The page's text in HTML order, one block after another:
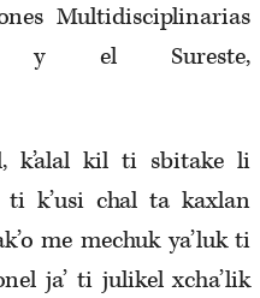
Multidisciplinarias
y el Sureste,
k’alal kil ti sbitake li
ti k’usi chal ta kaxlan
me mechuk ya’luk ti
ja’ ti julikel xcha’lik